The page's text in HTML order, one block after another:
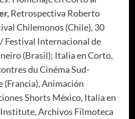
Retrospectiva Roberto
Chilemonos (Chile), 30
Festival Internacional de
(Brasil); Italia en Corto,
du Cinéma Sud-
Animación
Shorts México, Italia en
Institute, Archivos Filmoteca